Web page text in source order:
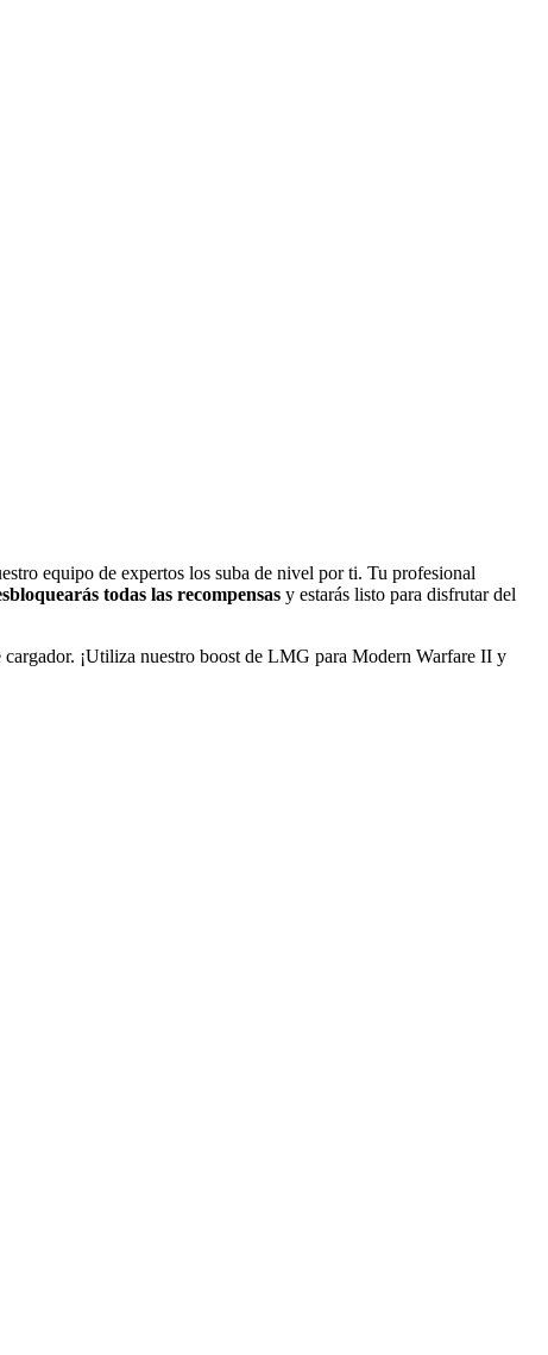
equipo de expertos los suba de nivel por ti. Tu profesional
todas las recompensas y estarás listo para disfrutar del
¡Utiliza nuestro boost de LMG para Modern Warfare II y